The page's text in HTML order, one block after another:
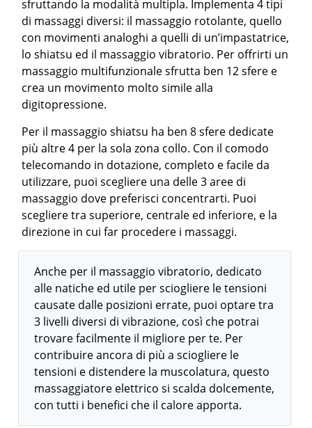
sfruttando la modalità multipla. Implementa 4 tipi
di massaggi diversi: il massaggio rotolante, quello
con movimenti analoghi a quelli di un’impastatrice,
lo shiatsu ed il massaggio vibratorio. Per offrirti un
massaggio multifunzionale sfrutta ben 12 sfere e
crea un movimento molto simile alla
digitopressione.
Per il massaggio shiatsu ha ben 8 sfere dedicate
più altre 4 per la sola zona collo. Con il comodo
telecomando in dotazione, completo e facile da
utilizzare, puoi scegliere una delle 3 aree di
massaggio dove preferisci concentrarti. Puoi
scegliere tra superiore, centrale ed inferiore, e la
direzione in cui far procedere i massaggi.
Anche per il massaggio vibratorio, dedicato
alle natiche ed utile per sciogliere le tensioni
causate dalle posizioni errate, puoi optare tra
3 livelli diversi di vibrazione, così che potrai
trovare facilmente il migliore per te. Per
contribuire ancora di più a sciogliere le
tensioni e distendere la muscolatura, questo
massaggiatore elettrico si scalda dolcemente,
con tutti i benefici che il calore apporta.